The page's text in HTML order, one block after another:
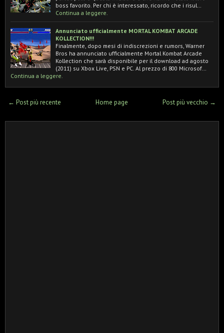
boss favorito. Per chi è interessato, ricordo che i risul…
Continua a leggere.
Annunciato ufficialmente MORTAL KOMBAT ARCADE
KOLLECTION!!!
Finalmente, dopo mesi di indiscrezioni e rumors, Warner
Bros ha annunciato ufficialmente Mortal Kombat Arcade
Kollection che sarà disponibile per il download ad agosto
(2011) su Xbox Live, PSN e PC. Al prezzo di 800 Microsof…
Continua a leggere.
← Post più recente Post più vecchio →
Home page